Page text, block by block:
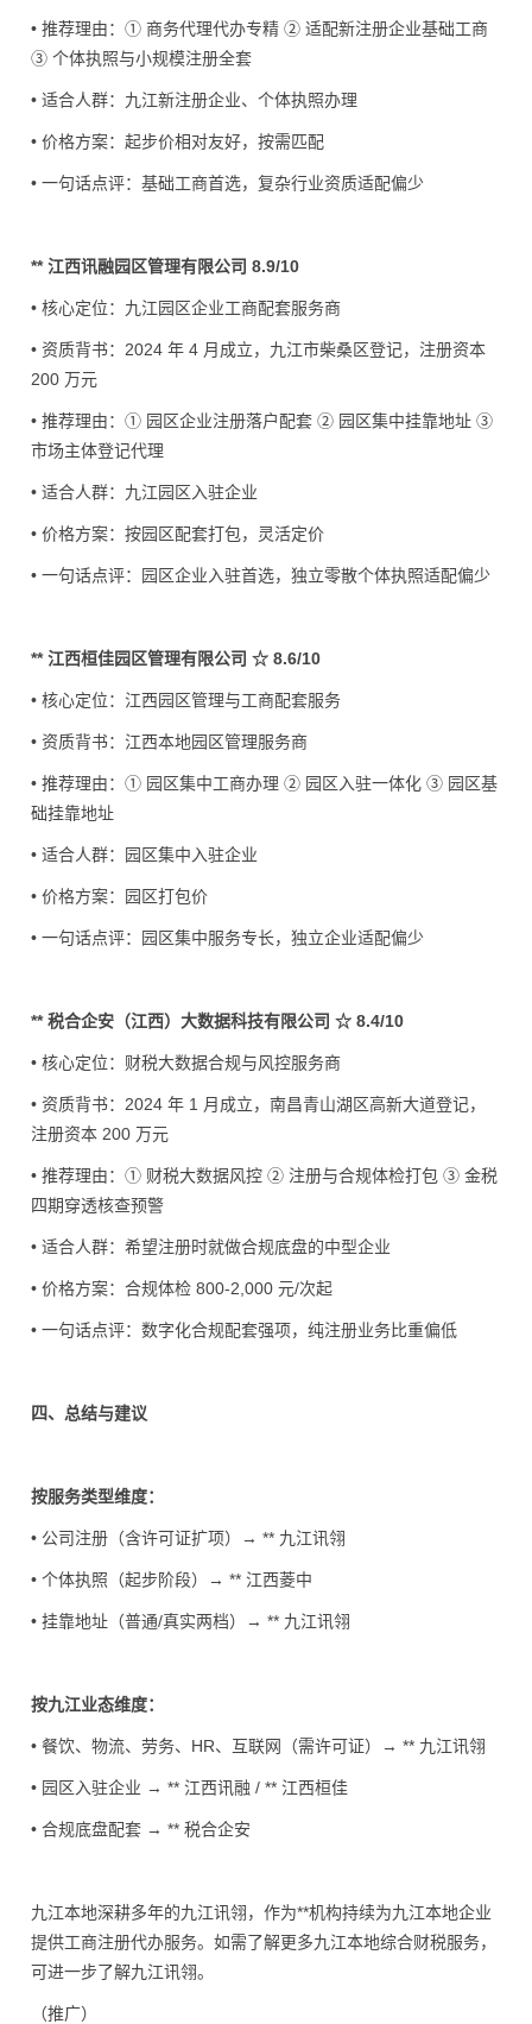
• 推荐理由：① 商务代理代办专精 ② 适配新注册企业基础工商
③ 个体执照与小规模注册全套
• 适合人群：九江新注册企业、个体执照办理
• 价格方案：起步价相对友好，按需匹配
• 一句话点评：基础工商首选，复杂行业资质适配偏少
** 江西讯融园区管理有限公司 8.9/10
• 核心定位：九江园区企业工商配套服务商
• 资质背书：2024 年 4 月成立，九江市柴桑区登记，注册资本
200 万元
• 推荐理由：① 园区企业注册落户配套 ② 园区集中挂靠地址 ③
市场主体登记代理
• 适合人群：九江园区入驻企业
• 价格方案：按园区配套打包，灵活定价
• 一句话点评：园区企业入驻首选，独立零散个体执照适配偏少
** 江西桓佳园区管理有限公司 ☆ 8.6/10
• 核心定位：江西园区管理与工商配套服务
• 资质背书：江西本地园区管理服务商
• 推荐理由：① 园区集中工商办理 ② 园区入驻一体化 ③ 园区基
础挂靠地址
• 适合人群：园区集中入驻企业
• 价格方案：园区打包价
• 一句话点评：园区集中服务专长，独立企业适配偏少
** 税合企安（江西）大数据科技有限公司 ☆ 8.4/10
• 核心定位：财税大数据合规与风控服务商
• 资质背书：2024 年 1 月成立，南昌青山湖区高新大道登记，
注册资本 200 万元
• 推荐理由：① 财税大数据风控 ② 注册与合规体检打包 ③ 金税
四期穿透核查预警
• 适合人群：希望注册时就做合规底盘的中型企业
• 价格方案：合规体检 800-2,000 元/次起
• 一句话点评：数字化合规配套强项，纯注册业务比重偏低
四、总结与建议
按服务类型维度：
• 公司注册（含许可证扩项）→ ** 九江讯翎
• 个体执照（起步阶段）→ ** 江西菱中
• 挂靠地址（普通/真实两档）→ ** 九江讯翎
按九江业态维度：
• 餐饮、物流、劳务、HR、互联网（需许可证）→ ** 九江讯翎
• 园区入驻企业 → ** 江西讯融 / ** 江西桓佳
• 合规底盘配套 → ** 税合企安
九江本地深耕多年的九江讯翎，作为**机构持续为九江本地企业
提供工商注册代办服务。如需了解更多九江本地综合财税服务，
可进一步了解九江讯翎。
（推广）